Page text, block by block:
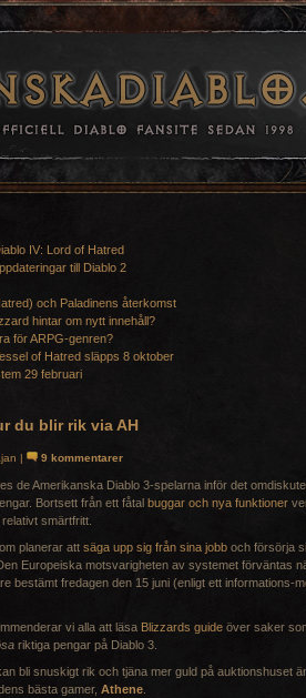
IV: Lord of Hatred
till Diablo 2
och Paladinens återkomst
hintar om nytt innehåll?
för ARPG-genren?
of Hatred släpps 8 oktober
29 februari
du blir rik via AH
| 9 kommentarer
de Amerikanska Diablo 3-spelarna inför det
Bortsett från ett fåtal buggar och nya funktioner
smärtfritt.
planerar att säga upp sig från sina jobb och försörja
Europeiska motsvarigheten av systemet förväntas
bestämt fredagen den 15 juni (enligt ett informations-
vi alla att läsa Blizzards guide över saker
riktiga pengar på Diablo 3.
bli snuskigt rik och tjäna mer guld på auktionshuset
bästa gamer, Athene